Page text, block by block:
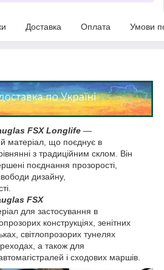
Доставка Оплата Умови
FSX Longlife —
матеріал, що поєднує в
з традиційним склом. Він
поєднання прозорості,
дизайну,
FSX
для застосування в
конструкціях, зенітних
світлопрозорих тунелях
а також для
і сходових маршів.